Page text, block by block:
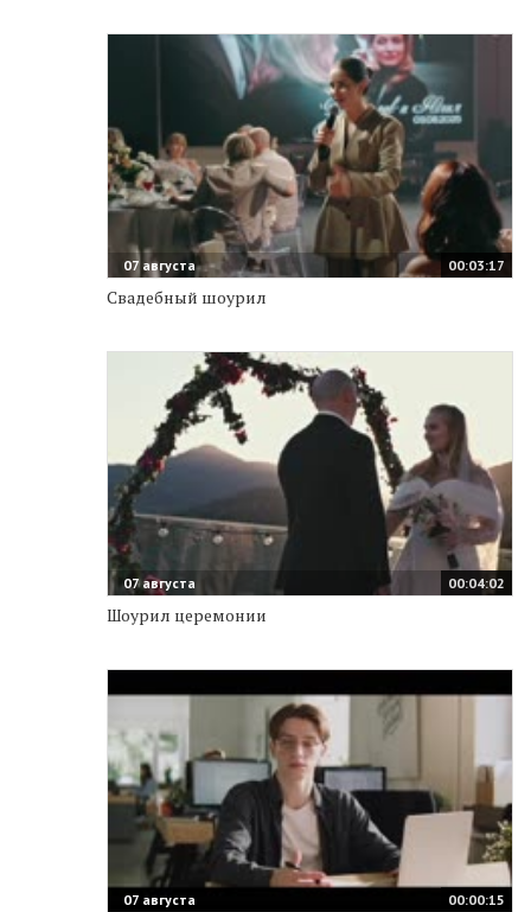
00:03:17
07 августа
Свадебный шоурил
00:04:02
07 августа
Шоурил церемонии
00:00:15
07 августа